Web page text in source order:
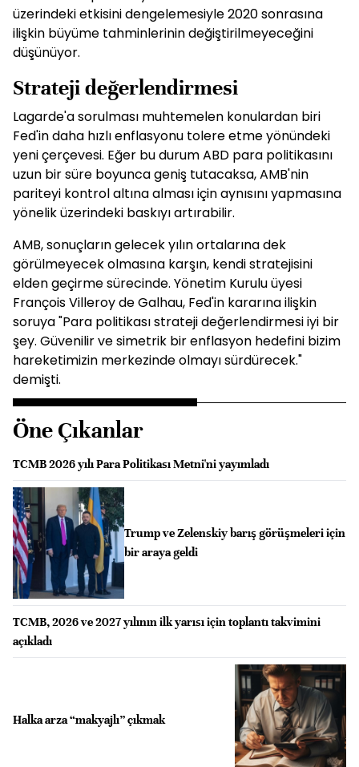
üzerindeki etkisini dengelemesiyle 2020 sonrasına
ilişkin büyüme tahminlerinin değiştirilmeyeceğini
düşünüyor.
Strateji değerlendirmesi
Lagarde'a sorulması muhtemelen konulardan biri
Fed'in daha hızlı enflasyonu tolere etme yönündeki
yeni çerçevesi. Eğer bu durum ABD para politikasını
uzun bir süre boyunca geniş tutacaksa, AMB'nin
pariteyi kontrol altına alması için aynısını yapmasına
yönelik üzerindeki baskıyı artırabilir.
AMB, sonuçların gelecek yılın ortalarına dek
görülmeyecek olmasına karşın, kendi stratejisini
elden geçirme sürecinde. Yönetim Kurulu üyesi
François Villeroy de Galhau, Fed'in kararına ilişkin
soruya "Para politikası strateji değerlendirmesi iyi bir
şey. Güvenilir ve simetrik bir enflasyon hedefini bizim
hareketimizin merkezinde olmayı sürdürecek."
demişti.
Öne Çıkanlar
TCMB 2026 yılı Para Politikası Metni'ni yayımladı
Trump ve Zelenskiy barış görüşmeleri için
bir araya geldi
TCMB, 2026 ve 2027 yılının ilk yarısı için toplantı takvimini
açıkladı
Halka arza “makyajlı” çıkmak